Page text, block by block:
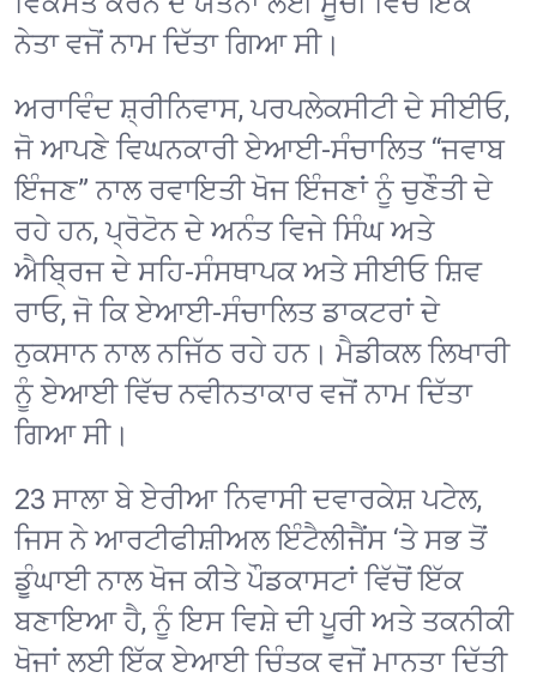
ਨੇਤਾ ਵਜੋਂ ਨਾਮ ਦਿੱਤਾ ਗਿਆ ਸੀ।
ਅਰਾਵਿੰਦ ਸ਼੍ਰੀਨਿਵਾਸ, ਪਰਪਲੇਕਸੀਟੀ ਦੇ ਸੀਈਓ,
ਜੋ ਆਪਣੇ ਵਿਘਨਕਾਰੀ ਏਆਈ-ਸੰਚਾਲਿਤ “ਜਵਾਬ
ਇੰਜਣ” ਨਾਲ ਰਵਾਇਤੀ ਖੋਜ ਇੰਜਣਾਂ ਨੂੰ ਚੁਣੌਤੀ ਦੇ
ਰਹੇ ਹਨ, ਪ੍ਰੋਟੋਨ ਦੇ ਅਨੰਤ ਵਿਜੇ ਸਿੰਘ ਅਤੇ
ਐਬ੍ਰਿਜ ਦੇ ਸਹਿ-ਸੰਸਥਾਪਕ ਅਤੇ ਸੀਈਓ ਸ਼ਿਵ
ਰਾਓ, ਜੋ ਕਿ ਏਆਈ-ਸੰਚਾਲਿਤ ਡਾਕਟਰਾਂ ਦੇ
ਨੁਕਸਾਨ ਨਾਲ ਨਜਿੱਠ ਰਹੇ ਹਨ। ਮੈਡੀਕਲ ਲਿਖਾਰੀ
ਨੂੰ ਏਆਈ ਵਿੱਚ ਨਵੀਨਤਾਕਾਰ ਵਜੋਂ ਨਾਮ ਦਿੱਤਾ
ਗਿਆ ਸੀ।
23 ਸਾਲਾ ਬੇ ਏਰੀਆ ਨਿਵਾਸੀ ਦਵਾਰਕੇਸ਼ ਪਟੇਲ,
ਜਿਸ ਨੇ ਆਰਟੀਫੀਸ਼ੀਅਲ ਇੰਟੈਲੀਜੈਂਸ ‘ਤੇ ਸਭ ਤੋਂ
ਡੂੰਘਾਈ ਨਾਲ ਖੋਜ ਕੀਤੇ ਪੌਡਕਾਸਟਾਂ ਵਿੱਚੋਂ ਇੱਕ
ਬਣਾਇਆ ਹੈ, ਨੂੰ ਇਸ ਵਿਸ਼ੇ ਦੀ ਪੂਰੀ ਅਤੇ ਤਕਨੀਕੀ
ਖੋਜਾਂ ਲਈ ਇੱਕ ਏਆਈ ਚਿੰਤਕ ਵਜੋਂ ਮਾਨਤਾ ਦਿੱਤੀ